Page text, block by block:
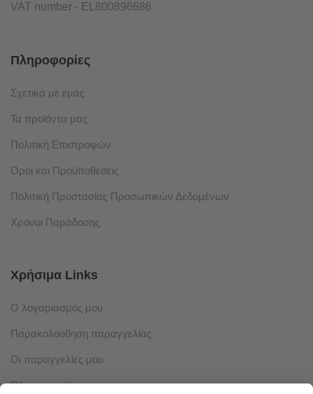
VAT number - EL800896686
Πληροφορίες
Σχετικά με εμάς
Τα προϊόντα μας
Πολιτική Επιστροφών
Όροι και Προϋποθέσεις
Πολιτική Προστασίας Προσωπικών Δεδομένων
Χρόνοι Παράδοσης
Χρήσιμα Links
Ο λογαριασμός μου
Παρακολούθηση παραγγελίας
Οι παραγγελίες μου
Όλα τα προϊόντα